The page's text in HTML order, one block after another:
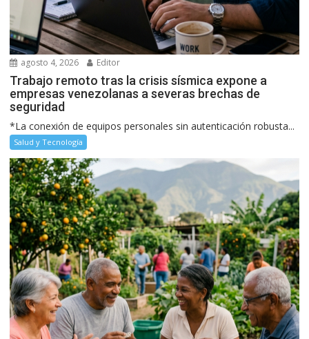
agosto 4, 2026 Editor
Trabajo remoto tras la crisis sísmica expone a
empresas venezolanas a severas brechas de
seguridad
*La conexión de equipos personales sin autenticación robusta...
Salud y Tecnología